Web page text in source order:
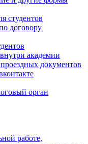
студентов
договору
академии
документов
орган
работе,